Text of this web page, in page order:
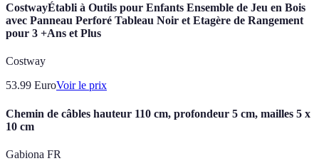
CostwayÉtabli à Outils pour Enfants Ensemble de Jeu en Bois
avec Panneau Perforé Tableau Noir et Etagère de Rangement
pour 3 +Ans et Plus
Costway
53.99 EuroVoir le prix
Chemin de câbles hauteur 110 cm, profondeur 5 cm, mailles 5 x
10 cm
Gabiona FR